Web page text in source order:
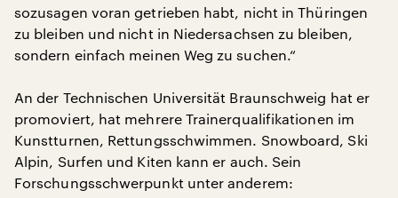
sozusagen voran getrieben habt, nicht in Thüringen
zu bleiben und nicht in Niedersachsen zu bleiben,
sondern einfach meinen Weg zu suchen.“
An der Technischen Universität Braunschweig hat er
promoviert, hat mehrere Trainerqualifikationen im
Kunstturnen, Rettungsschwimmen. Snowboard, Ski
Alpin, Surfen und Kiten kann er auch. Sein
Forschungsschwerpunkt unter anderem: